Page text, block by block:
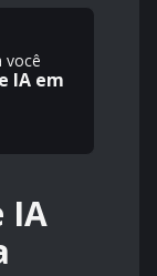
você
IA em
IA